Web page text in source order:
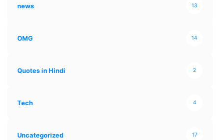
news 13
OMG 14
Quotes in Hindi 2
Tech 4
Uncategorized 17